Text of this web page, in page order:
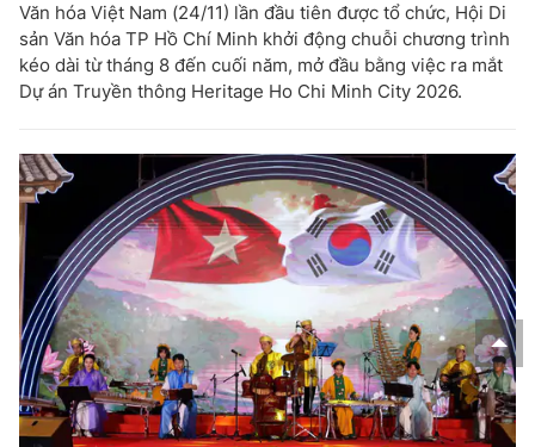
Văn hóa Việt Nam (24/11) lần đầu tiên được tổ chức, Hội Di
sản Văn hóa TP Hồ Chí Minh khởi động chuỗi chương trình
kéo dài từ tháng 8 đến cuối năm, mở đầu bằng việc ra mắt
Dự án Truyền thông Heritage Ho Chi Minh City 2026.